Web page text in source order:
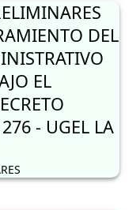
DEL
EL
- UGEL LA